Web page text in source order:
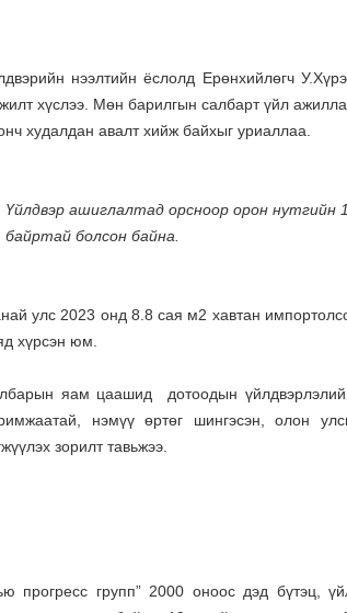
нээлтийн ёслолд Ерөнхийлөгч
хүслээ. Мөн барилгын салбарт үйл
худалдан авалт хийж байхыг уриаллаа.
Үйлдвэр ашиглалтад орсноор орон
байртай болсон байна.
улс 2023 онд 8.8 сая м2 хавтан
хүрсэн юм.
яам цаашид дотоодын
нэмүү өртөг шингэсэн, олон
зорилт тавьжээ.
прогресс групп” 2000 оноос дэд бүтэц,